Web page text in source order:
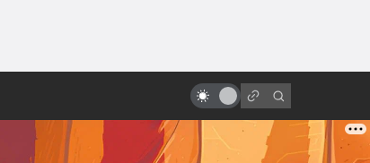
Сатана и Эминем